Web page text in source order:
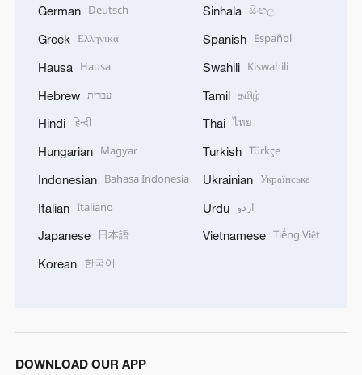
German Deutsch
Greek Ελληνικά
Hausa Hausa
Hebrew עברית
Hindi हिन्दी
Hungarian Magyar
Indonesian Bahasa Indonesia
Italian Italiano
Japanese 日本語
Korean 한국어
Sinhala සිංහල
Spanish Español
Swahili Kiswahili
Tamil தமிழ்
Thai ไทย
Turkish Türkçe
Ukrainian Українська
Urdu اردو
Vietnamese Tiếng Việt
DOWNLOAD OUR APP